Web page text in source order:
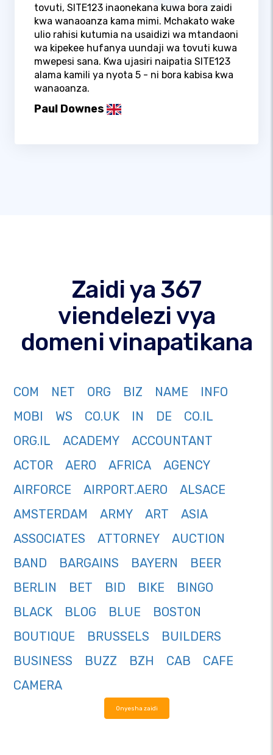
tovuti, SITE123 inaonekana kuwa bora zaidi
kwa wanaoanza kama mimi. Mchakato wake
ulio rahisi kutumia na usaidizi wa mtandaoni
wa kipekee hufanya uundaji wa tovuti kuwa
mwepesi sana. Kwa ujasiri naipatia SITE123
alama kamili ya nyota 5 - ni bora kabisa kwa
wanaoanza.
Paul Downes
Zaidi ya 367
viendelezi vya
domeni vinapatikana
COM NET ORG BIZ NAME
INFO
MOBI
WS CO.UK IN DE
CO.IL
ORG.IL
ACADEMY
ACCOUNTANT
ACTOR
AERO AFRICA
AGENCY
AIRFORCE
AIRPORT.AERO
ALSACE
AMSTERDAM
ARMY ART
ASIA
ASSOCIATES
ATTORNEY
AUCTION
BAND
BARGAINS BAYERN
BEER
BERLIN
BET BID BIKE
BINGO
BLACK
BLOG BLUE
BOSTON
BOUTIQUE
BRUSSELS
BUILDERS
BUSINESS
BUZZ BZH CAB
CAFE
CAMERA
Onyesha zaidi